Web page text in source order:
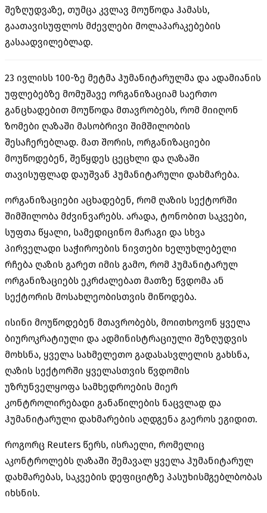
შეზღუდვაზე, თუმცა კვლავ მოუწოდა ჰამასს,
გაათავისუფლოს მძევლები მოლაპარაკებების
გასაადვილებლად.
23 ივლისს 100-ზე მეტმა ჰუმანიტარულმა და ადამიანის
უფლებებზე მომუშავე ორგანიზაციამ საერთო
განცხადებით მოუწოდა მთავრობებს, რომ მიიღონ
ზომები ღაზაში მასობრივი შიმშილობის
შესაჩერებლად. მათ შორის, ორგანიზაციები
მოუწოდებენ, შეწყდეს ცეცხლი და ღაზაში
თავისუფლად დაუშვან ჰუმანიტარული დახმარება.
ორგანიზაციები აცხადებენ, რომ ღაზის სექტორში
შიმშილობა მძვინვარებს. არადა, ტონობით საკვები,
სუფთა წყალი, სამედიცინო მარაგი და სხვა
პირველადი საჭიროების ნივთები ხელუხლებელი
რჩება ღაზის გარეთ იმის გამო, რომ ჰუმანიტარულ
ორგანიზაციებს ეკრძალებათ მათზე წვდომა ან
სექტორის მოსახლეობისთვის მიწოდება.
ისინი მოუწოდებენ მთავრობებს, მოითხოვონ ყველა
ბიუროკრატიული და ადმინისტრაციული შეზღუდვის
მოხსნა, ყველა სახმელეთო გადასასვლელის გახსნა,
ღაზის სექტორში ყველასთვის წვდომის
უზრუნველყოფა სამხედროების მიერ
კონტროლირებადი განაწილების ნაცვლად და
ჰუმანიტარული დახმარების აღდგენა გაეროს ეგიდით.
როგორც Reuters წერს, ისრაელი, რომელიც
აკონტროლებს ღაზაში შემავალ ყველა ჰუმანიტარულ
დახმარებას, საკვების დეფიციტზე პასუხისმგებლბობას
იხსნის.